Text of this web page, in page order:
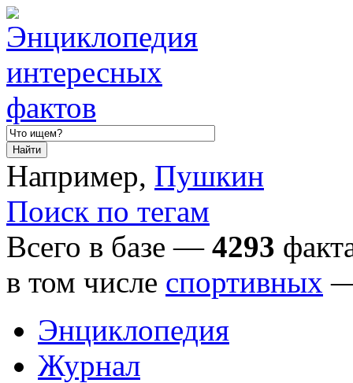
Например, Пушкин
Поиск по тегам
Всего в базе — 4293
в том числе спортивных
Энциклопедия
Журнал